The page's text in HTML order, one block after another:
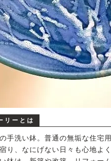
リーとは
手洗い鉢。普通の無垢な住宅
り、なにげない日々も心地よく